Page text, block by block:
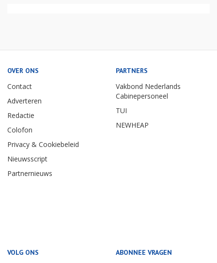
OVER ONS
Contact
Adverteren
Redactie
Colofon
Privacy & Cookiebeleid
Nieuwsscript
Partnernieuws
PARTNERS
Vakbond Nederlands
Cabinepersoneel
TUI
NEWHEAP
VOLG ONS ABONNEE VRAGEN